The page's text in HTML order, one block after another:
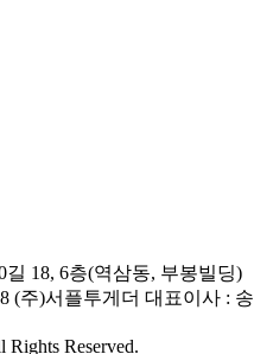
18, 6층(역삼동, 부봉빌딩)
(주)서플투게더 대표이사 : 송
Rights Reserved.